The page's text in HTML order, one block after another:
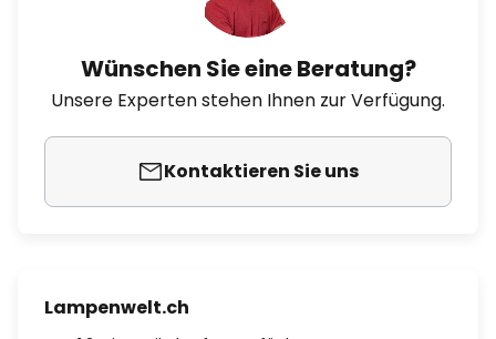
Wünschen Sie eine Beratung?
Unsere Experten stehen Ihnen zur Verfügung.
Kontaktieren Sie uns
Lampenwelt.ch